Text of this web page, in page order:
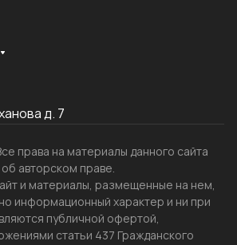
д. 7
права на материалы данного сайта
авторском праве.
и материалы, размещенные на нем,
информационный характер и ни при
публичной офертой,
статьи 437 Гражданского